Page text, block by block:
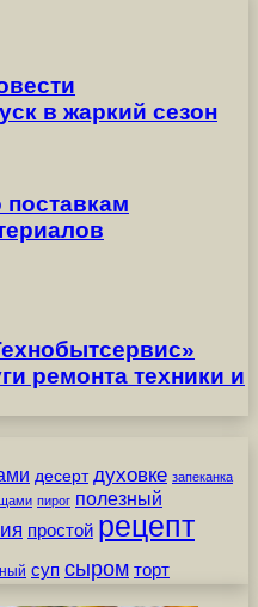
в жаркий сезон
ремонта техники и
десерт духовке запеканка
пирог полезный
простой рецепт
суп сыром торт